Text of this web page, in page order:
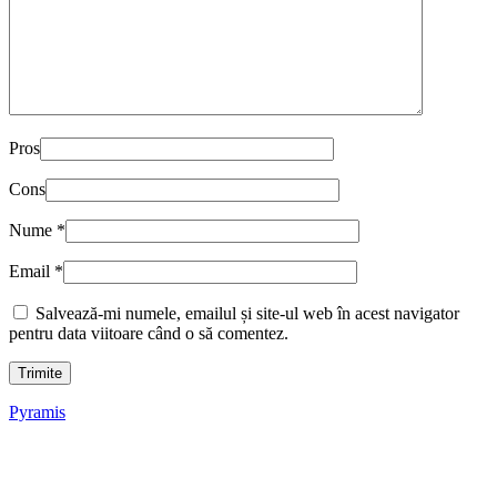
Pros
Cons
Nume *
Email *
Salvează-mi numele, emailul și site-ul web în acest navigator
pentru data viitoare când o să comentez.
Pyramis